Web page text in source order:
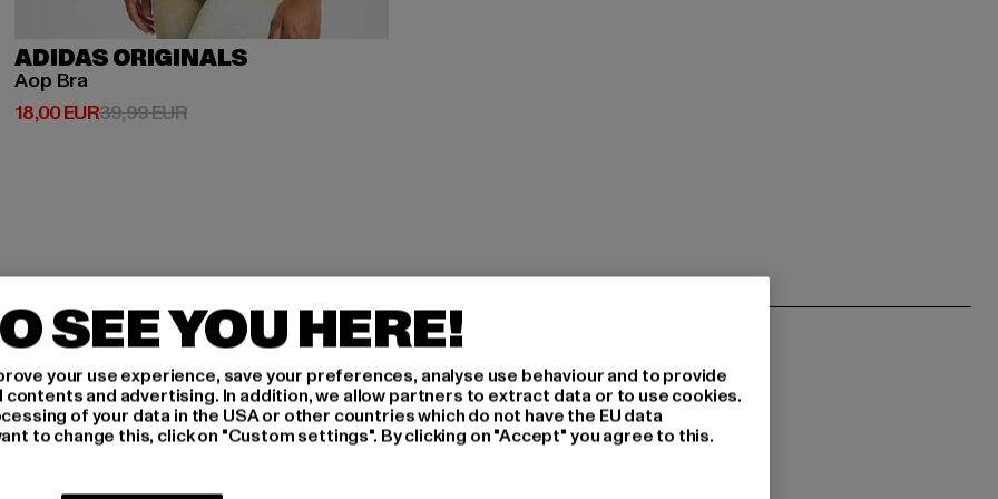
ADIDAS ORIGINALS
Aop Bra
18,00 EUR
Derzeitiger Preis: 18,00 EUR
39,99 EURAktionspreis: 39,99 EUR
AN,
SEE YOU HERE!
your use experience, save your preferences, analyse use behaviour and to provide
and advertising. In addition, we allow partners to extract data or to use cookies.
of your data in the USA or other countries which do not have the EU data
to change this, click on "Custom settings". By clicking on "Accept" you agree to this.